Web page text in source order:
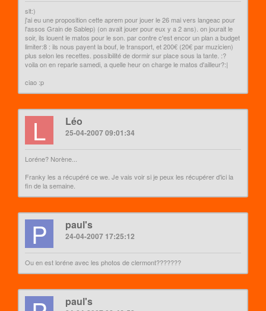
slt:)
j'ai eu une proposition cette aprem pour jouer le 26 mai vers langeac pour
l'assos Grain de Sablep) (on avait jouer pour eux y a 2 ans). on jourait le
soir, ils louent le matos pour le son. par contre c'est encor un plan a budget
limiter:8 : ils nous payent la bouf, le transport, et 200€ (20€ par muzicien)
plus selon les recettes. possibilité de dormir sur place sous la tante. :?
voila on en reparle samedi, a quelle heur on charge le matos d'ailleur?:|
ciao :p
L Léo
25-04-2007 09:01:34
Loréne? Norène...
Franky les a récupéré ce we. Je vais voir si je peux les récupérer d'ici la
fin de la semaine.
P paul's
24-04-2007 17:25:12
Ou en est loréne avec les photos de clermont???????
paul's